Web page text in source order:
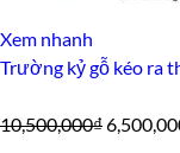
Xem nhanh
Trường kỷ gỗ kéo ra
10,500,000₫Giá